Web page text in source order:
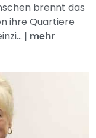
brennt das
ihre Quartiere
| mehr